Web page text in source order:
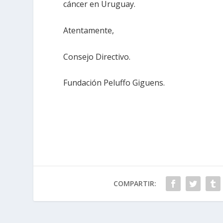
cáncer en Uruguay.
Atentamente,
Consejo Directivo.
Fundación Peluffo Giguens.
COMPARTIR: